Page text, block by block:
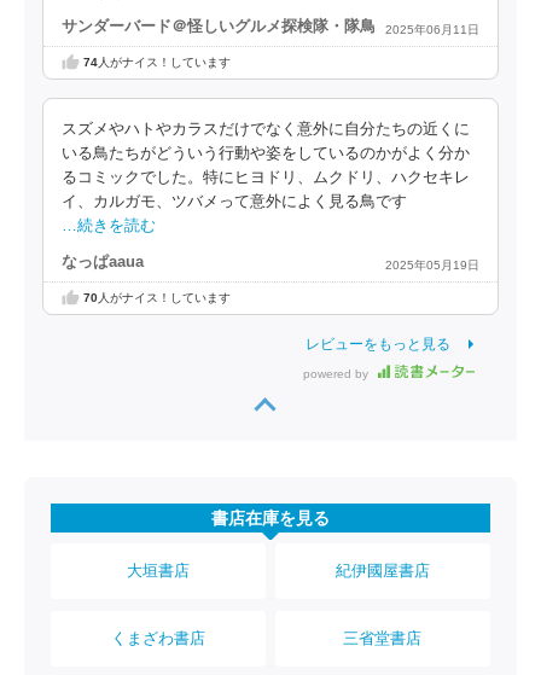
サンダーバード＠怪しいグルメ探検隊・隊鳥 2025年06月11日
74人がナイス！しています
スズメやハトやカラスだけでなく意外に自分たちの近くに
いる鳥たちがどういう行動や姿をしているのかがよく分か
るコミックでした。特にヒヨドリ、ムクドリ、ハクセキレ
イ、カルガモ、ツバメって意外によく見る鳥です
…続きを読む
なっぱaaua 2025年05月19日
70人がナイス！しています
レビューをもっと見る
powered by
書店在庫を見る
大垣書店 紀伊國屋書店
くまざわ書店 三省堂書店